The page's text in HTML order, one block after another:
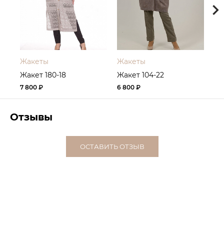
Жакеты
Жакет 180-18
7 800 ₽
Жакеты
Жакет 104-22
6 800 ₽
Отзывы
ОСТАВИТЬ ОТЗЫВ